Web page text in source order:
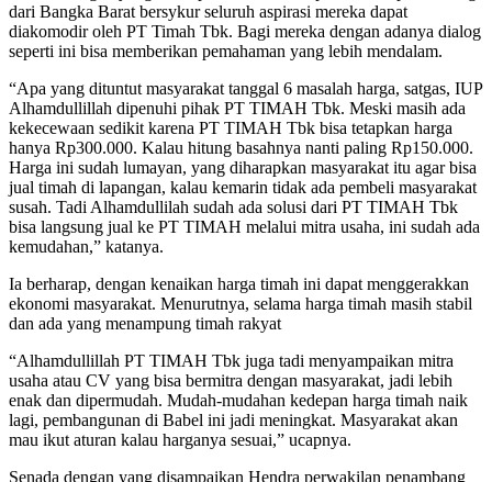
dari Bangka Barat bersykur seluruh aspirasi mereka dapat
diakomodir oleh PT Timah Tbk. Bagi mereka dengan adanya dialog
seperti ini bisa memberikan pemahaman yang lebih mendalam.
“Apa yang dituntut masyarakat tanggal 6 masalah harga, satgas, IUP
Alhamdullillah dipenuhi pihak PT TIMAH Tbk. Meski masih ada
kekecewaan sedikit karena PT TIMAH Tbk bisa tetapkan harga
hanya Rp300.000. Kalau hitung basahnya nanti paling Rp150.000.
Harga ini sudah lumayan, yang diharapkan masyarakat itu agar bisa
jual timah di lapangan, kalau kemarin tidak ada pembeli masyarakat
susah. Tadi Alhamdullilah sudah ada solusi dari PT TIMAH Tbk
bisa langsung jual ke PT TIMAH melalui mitra usaha, ini sudah ada
kemudahan,” katanya.
Ia berharap, dengan kenaikan harga timah ini dapat menggerakkan
ekonomi masyarakat. Menurutnya, selama harga timah masih stabil
dan ada yang menampung timah rakyat
“Alhamdullillah PT TIMAH Tbk juga tadi menyampaikan mitra
usaha atau CV yang bisa bermitra dengan masyarakat, jadi lebih
enak dan dipermudah. Mudah-mudahan kedepan harga timah naik
lagi, pembangunan di Babel ini jadi meningkat. Masyarakat akan
mau ikut aturan kalau harganya sesuai,” ucapnya.
Senada dengan yang disampaikan Hendra perwakilan penambang